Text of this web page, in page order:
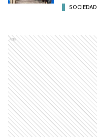
SOCIEDAD
Ads